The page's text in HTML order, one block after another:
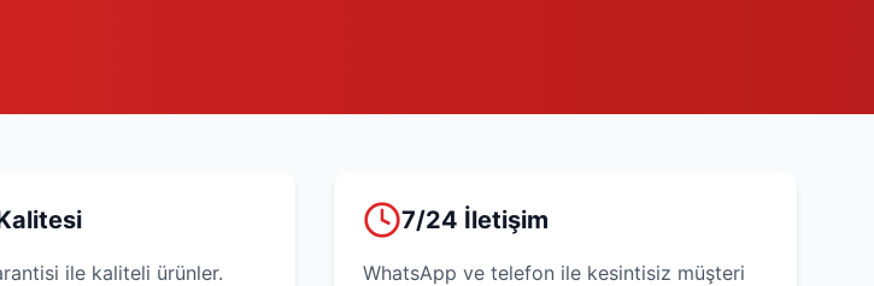
ile kaliteli ürünler.
7/24 İletişim
WhatsApp ve telefon ile kesintisiz müşteri